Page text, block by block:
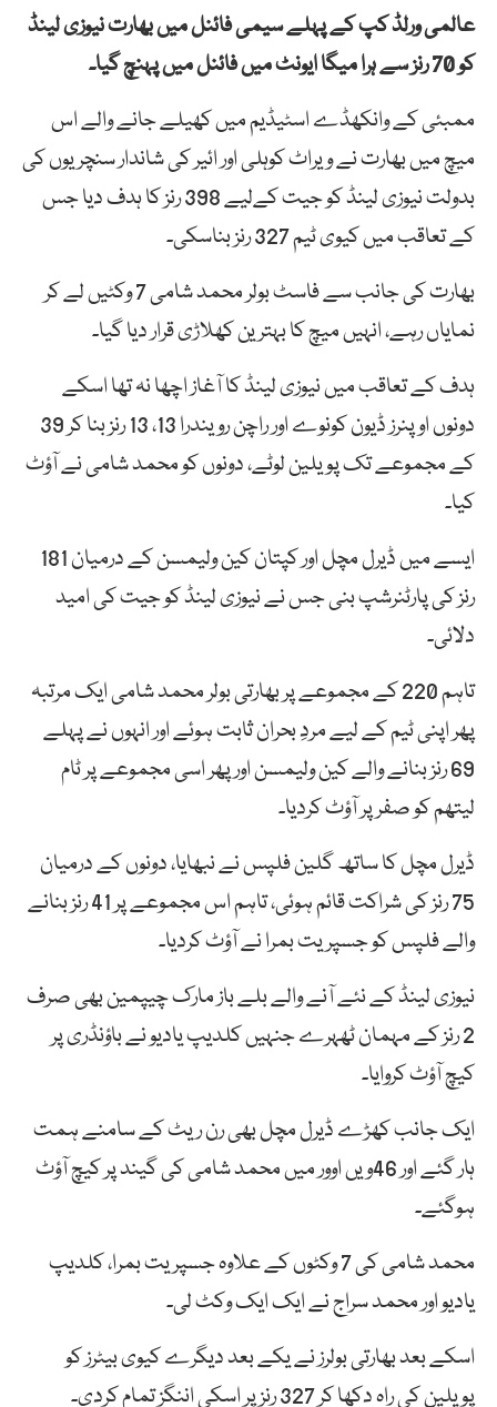
عالمی ورلڈ کپ کے پہلے سیمی فائنل میں بھارت نیوزی لینڈ
کو 70 رنز سے ہرا میگا ایونٹ میں فائنل میں پہنچ گیا۔
ممبئی کے وانکھڈے اسٹیڈیم میں کھیلے جانے والے اس
میچ میں بھارت نے ویراٹ کوہلی اور ائیر کی شاندار سنچریوں کی
بدولت نیوزی لینڈ کو جیت کےلیے 398 رنز کا ہدف دیا جس
کے تعاقب میں کیوی ٹیم 327 رنز بناسکی۔
بھارت کی جانب سے فاسٹ بولر محمد شامی 7 وکٹیں لے کر
نمایاں رہے، انہیں میچ کا بہترین کھلاڑی قرار دیا گیا۔
ہدف کے تعاقب میں نیوزی لینڈ کا آغاز اچھا نہ تھا اسکے
دونوں اوپنرز ڈیون کونوے اور راچن رویندرا 13، 13 رنز بنا کر 39
کے مجموعے تک پویلین لوٹے، دونوں کو محمد شامی نے آؤٹ
کیا۔
ایسے میں ڈیرل مچل اور کپتان کین ولیمسن کے درمیان 181
رنز کی پارٹنرشپ بنی جس نے نیوزی لینڈ کو جیت کی امید
دلائی۔
تاہم 220 کے مجموعے پر بھارتی بولر محمد شامی ایک مرتبہ
پھر اپنی ٹیم کے لیے مردِ بحران ثابت ہوئے اور انہوں نے پہلے
69 رنز بنانے والے کین ولیمسن اور پھر اسی مجموعے پر ٹام
لیتھم کو صفر پر آؤٹ کردیا۔
ڈیرل مچل کا ساتھ گلین فلپس نے نبھایا، دونوں کے درمیان
75 رنز کی شراکت قائم ہوئی، تاہم اس مجموعے پر 41 رنز بنانے
والے فلپس کو جسپریت بمرا نے آؤٹ کردیا۔
نیوزی لینڈ کے نئے آنے والے بلے باز مارک چیپمین بھی صرف
2 رنز کے مہمان ٹھہرے جنہیں کلدیپ یادیو نے باؤنڈری پر
کیچ آؤٹ کروایا۔
ایک جانب کھڑے ڈیرل مچل بھی رن ریٹ کے سامنے ہمت
ہار گئے اور 46ویں اوور میں محمد شامی کی گیند پر کیچ آؤٹ
ہوگئے۔
محمد شامی کی 7 وکٹوں کے علاوہ جسپریت بمرا، کلدیپ
یادیو اور محمد سراج نے ایک ایک وکٹ لی۔
اسکے بعد بھارتی بولرز نے یکے بعد دیگرے کیوی بیٹرز کو
پویلین کی راہ دکھا کر 327 رنز پر اسکی اننگز تمام کردی۔